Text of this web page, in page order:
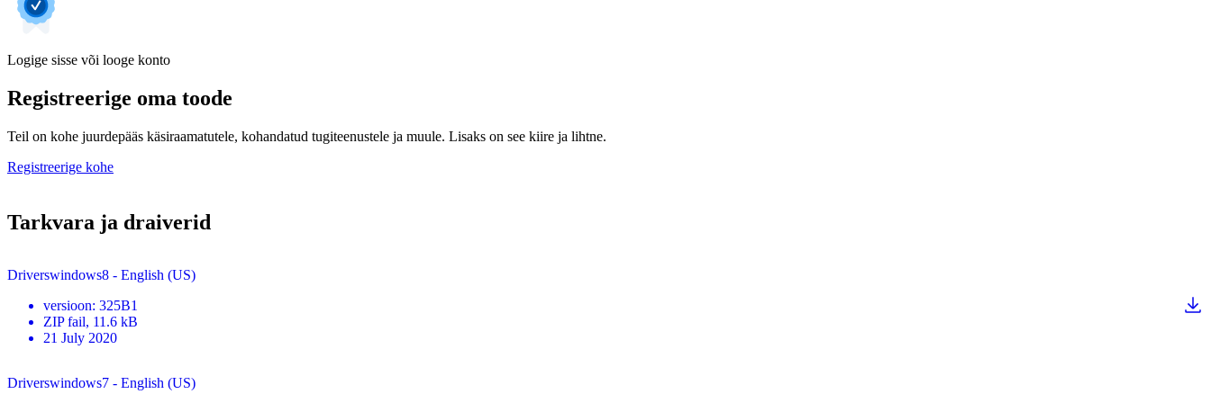
Logige sisse või looge konto
Registreerige oma toode
Teil on kohe juurdepääs käsiraamatutele, kohandatud tugiteenustele ja muule. Lisaks on see kiire ja lihtne.
Registreerige kohe
Tarkvara ja draiverid
Driverswindows8 - English (US)
versioon: 325B1
ZIP fail, 11.6 kB
21 July 2020
Driverswindows7 - English (US)